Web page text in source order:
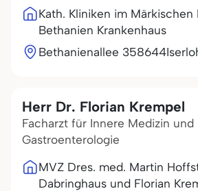
Kath. Kliniken im Märkischen
Bethanien Krankenhaus
Bethanienallee 358644
Herr Dr. Florian Krempel
Facharzt für Innere Medizin und
Gastroenterologie
MVZ Dres. med. Martin
Dabringhaus und Florian